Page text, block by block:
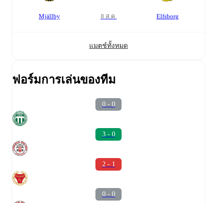
Mjällby 8 ส.ค. Elfsborg
แมตช์ทั้งหมด
ฟอร์มการเล่นของทีม
0 - 0
3 - 0
2 - 1
0 - 0